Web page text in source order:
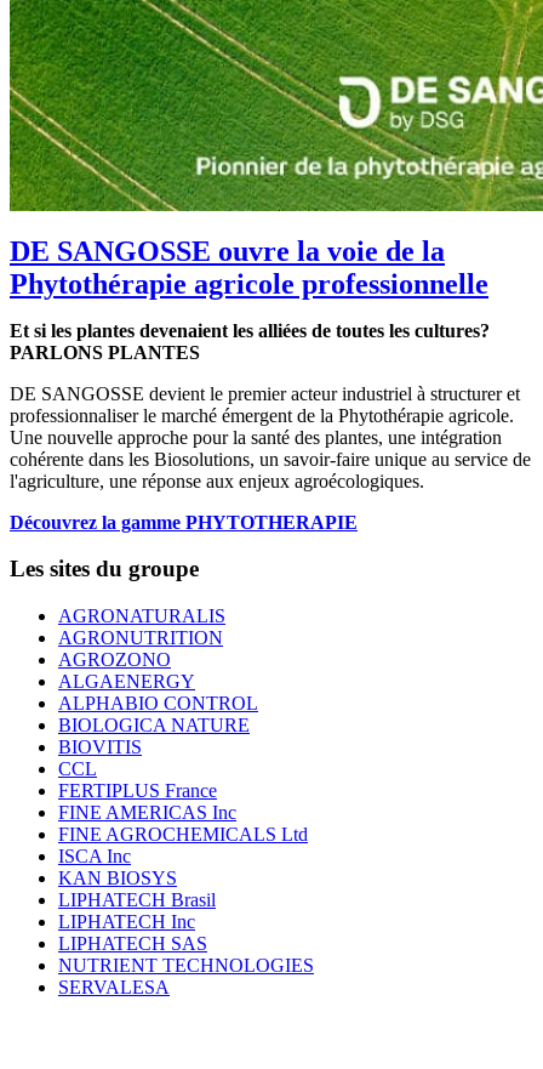
DE SANGOSSE ouvre la voie de la
Phytothérapie agricole professionnelle
Et si les plantes devenaient les alliées de toutes les cultures?
PARLONS PLANTES
DE SANGOSSE devient le premier acteur industriel à structurer et
professionnaliser le marché émergent de la Phytothérapie agricole.
Une nouvelle approche pour la santé des plantes, une intégration
cohérente dans les Biosolutions, un savoir-faire unique au service de
l'agriculture, une réponse aux enjeux agroécologiques.
Découvrez la gamme PHYTOTHERAPIE
Les sites du groupe
AGRONATURALIS
AGRONUTRITION
AGROZONO
ALGAENERGY
ALPHABIO CONTROL
BIOLOGICA NATURE
BIOVITIS
CCL
FERTIPLUS France
FINE AMERICAS Inc
FINE AGROCHEMICALS Ltd
ISCA Inc
KAN BIOSYS
LIPHATECH Brasil
LIPHATECH Inc
LIPHATECH SAS
NUTRIENT TECHNOLOGIES
SERVALESA